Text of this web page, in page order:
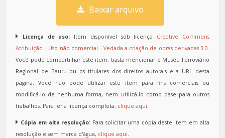
Baixar arquivo
Licença de uso: Item disponível sob licença Creative Commons
Atribuição – Uso não-comercial – Vedada a criação de obras derivadas 3.0
Você pode compartilhar este item, basta mencionar o Museu Ferroviário
Regional de Bauru ou os titulares dos direitos autorais e a URL desta
página. Você não pode utilizar este item para fins comerciais ou
modificá-lo de nenhuma forma, nem utilizá-lo como base para outros
trabalhos. Para ler a licença completa, clique aqui
Cópia em alta resolução: Para solicitar uma cópia deste item em alta
resolução e sem marca d'água, clique aqui